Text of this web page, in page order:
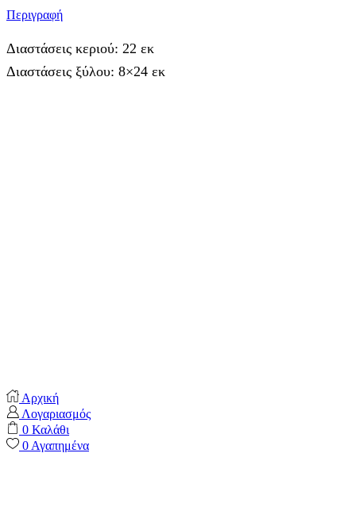
Περιγραφή
Διαστάσεις κεριού: 22 εκ
Διαστάσεις ξύλου: 8×24 εκ
Αρχική
Λογαριασμός
0 Καλάθι
0 Αγαπημένα